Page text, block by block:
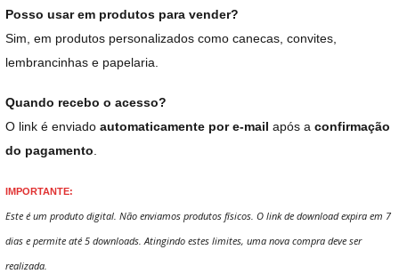
Posso usar em produtos para vender?
Sim, em produtos personalizados como canecas, convites,
lembrancinhas e papelaria.
Quando recebo o acesso?
O link é enviado automaticamente por e-mail após a confirmação
do pagamento
IMPORTANTE:
Este é um produto digital. Não enviamos produtos físicos. O link de download expira em 7
dias e permite até 5 downloads. Atingindo estes limites, uma nova compra deve ser
realizada.